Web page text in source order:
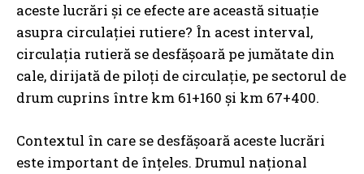
aceste lucrări și ce efecte are această situație
asupra circulației rutiere? În acest interval,
circulația rutieră se desfășoară pe jumătate din
cale, dirijată de piloți de circulație, pe sectorul de
drum cuprins între km 61+160 și km 67+400.
Contextul în care se desfășoară aceste lucrări
este important de înțeles. Drumul național